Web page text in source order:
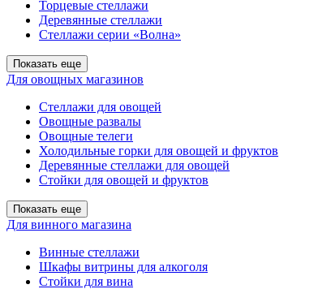
Торцевые стеллажи
Деревянные стеллажи
Стеллажи серии «Волна»
Показать еще
Для овощных магазинов
Стеллажи для овощей
Овощные развалы
Овощные телеги
Холодильные горки для овощей и фруктов
Деревянные стеллажи для овощей
Стойки для овощей и фруктов
Показать еще
Для винного магазина
Винные стеллажи
Шкафы витрины для алкоголя
Стойки для вина